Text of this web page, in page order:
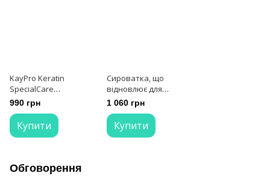
KayPro Keratin
SpecialCare
Сироватка з
кератином 100 мл
990 грн
Купити
Сироватка, що
відновлює для
кінчиків волосся
Erayba N15 Nutriactive
Instant Serum
Advansed Nourishing
1 060 грн
Купити
Обговорення